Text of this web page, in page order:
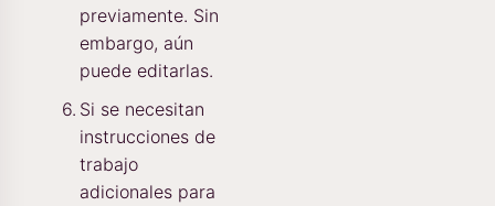
previamente. Sin
embargo, aún
puede editarlas.
Si se necesitan
instrucciones de
trabajo
adicionales para